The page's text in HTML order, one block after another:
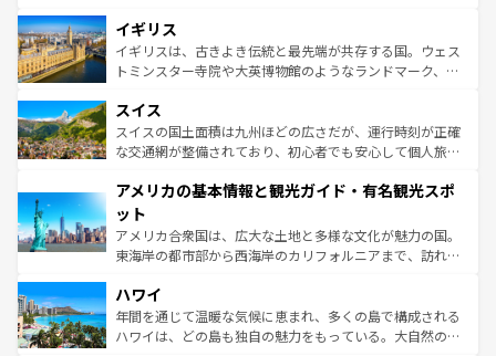
香り高いラベンダー畑など、多彩な楽しみ方が可能だ。さ
らに、パリ以外の地域にも魅力が溢れており、どの街角に
も豊かな歴史と文化が息づいている。パリ以外の個性あふ
を参照してほしい。
顔を持つこの国は、どこを歩いても飽きることがない。ベ
ルリンの文化的活気、バイエルン州のアルプスの絶景、そ
してライン川沿いのワイン畑といった風景は必見。ビール
は、お酒好きな人にはぜひ体験してほしい。 なお、新着の
ドイツ情報はコンテンツ一覧を参照してほしい。
イギリス
イギリスは、古きよき伝統と最先端が共存する国。ウェス
トミンスター寺院や大英博物館のようなランドマーク、歴
リアごとに異なる魅力がある。また、優雅なアフタヌーン
ティー、ビール好きにはたまらない英国パブ、サッカー観
戦など、本場だからこそできる体験も豊富。イギリスを旅
ンツ一覧を参照してほしい。
スイス
スイスの国土面積は九州ほどの広さだが、運行時刻が正確
な交通網が整備されており、初心者でも安心して個人旅行
の建物がそのまま残る町や、スイスならではのユニークな
博物館もあり、アルプス観光だけでなく町歩きも満喫する
ことができる。国民の所得が高いため物価も高いが、旅行
者向けの交通パス提供のサービスもあり、うまく活用すれ
着のスイス情報は
アメリカの基本情報と観光ガイド・有名観光スポ
ット
アメリカ合衆国は、広大な土地と多様な文化が魅力の国。
東海岸の都市部から西海岸のカリフォルニアまで、訪れる
のような巨大都市は、観光、ショッピング、エンターテイ
ンメントが詰まった刺激的なスポットだ。一方、アメリカ
西部には大自然が広がり、グランドキャニオンやイエロー
ハワイ
年間を通じて温暖な気候に恵まれ、多くの島で構成される
ハワイは、どの島も独自の魅力をもっている。大自然の神